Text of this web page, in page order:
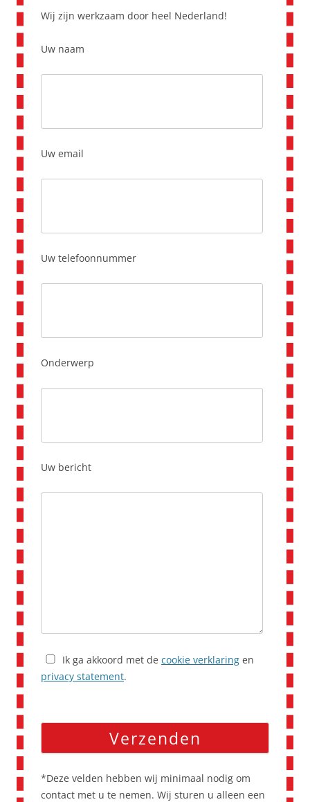
Wij zijn werkzaam door heel Nederland!
Uw naam
Uw email
Uw telefoonnummer
Onderwerp
Uw bericht
Ik ga akkoord met de cookie verklaring en
privacy statement.
*Deze velden hebben wij minimaal nodig om
contact met u te nemen. Wij sturen u alleen een